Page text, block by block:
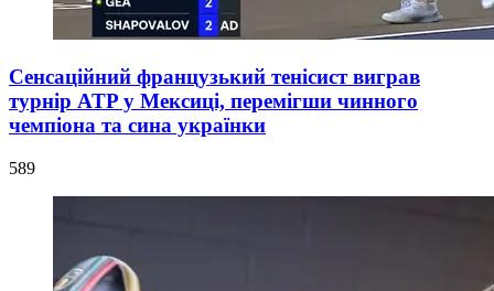
Сенсаційний французький тенісист виграв
турнір ATP у Мексиці, перемігши чинного
чемпіона та сина українки
589